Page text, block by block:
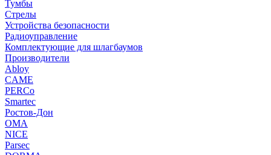
Тумбы
Стрелы
Устройства безопасности
Радиоуправление
Комплектующие для шлагбаумов
Производители
Abloy
CAME
PERCo
Smartec
Ростов-Дон
ОМА
NICE
Parsec